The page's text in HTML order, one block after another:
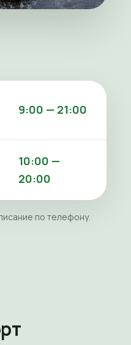
9:00 — 21:00
10:00 —
20:00
по телефону.